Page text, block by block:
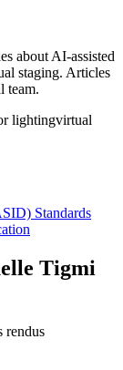
about AI-assisted
staging. Articles
team.
lightingvirtual
Standards
Tigmi
rendus